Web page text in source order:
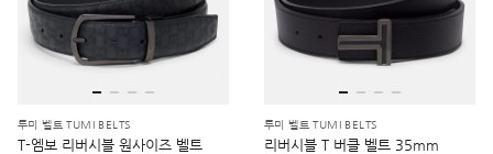
투미 벨트 TUMI BELTS
T-엠보 리버시블 원사이즈 벨트
투미 벨트 TUMI BELTS
리버시블 T 버클 벨트 35mm